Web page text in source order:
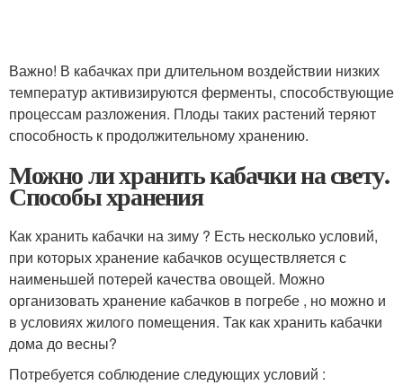
Важно! В кабачках при длительном воздействии низких
температур активизируются ферменты, способствующие
процессам разложения. Плоды таких растений теряют
способность к продолжительному хранению.
Можно ли хранить кабачки на свету.
Способы хранения
Как хранить кабачки на зиму ? Есть несколько условий,
при которых хранение кабачков осуществляется с
наименьшей потерей качества овощей. Можно
организовать хранение кабачков в погребе , но можно и
в условиях жилого помещения. Так как хранить кабачки
дома до весны?
Потребуется соблюдение следующих условий :